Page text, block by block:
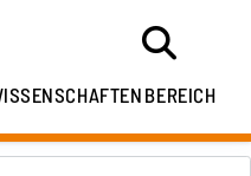
BEREICH